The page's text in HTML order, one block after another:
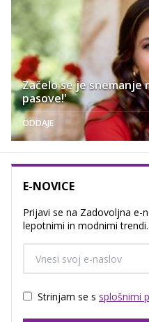
Začelo se je
pasove!'
ODDAJE
E-NOVICE
Prijavi se na Zadovoljna e-
lepotnimi in modnimi trendi.
Strinjam se s splošnimi